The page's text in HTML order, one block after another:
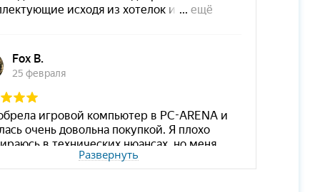
Развернуть